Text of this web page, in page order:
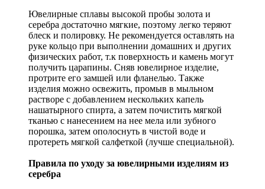
Ювелирные сплавы высокой пробы золота и
серебра достаточно мягкие, поэтому легко теряют
блеск и полировку. Не рекомендуется оставлять на
руке кольцо при выполнении домашних и других
физических работ, т.к поверхность и камень могут
получить царапины. Сняв ювелирное изделие,
протрите его замшей или фланелью. Также
изделия можно освежить, промыв в мыльном
растворе с добавлением нескольких капель
нашатырного спирта, а затем почистить мягкой
тканью с нанесением на нее мела или зубного
порошка, затем ополоснуть в чистой воде и
протереть мягкой салфеткой (лучше специальной).
Правила по уходу за ювелирными изделиям из
серебра